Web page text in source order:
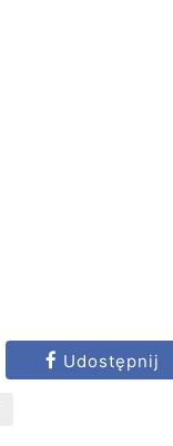
Udostępnij